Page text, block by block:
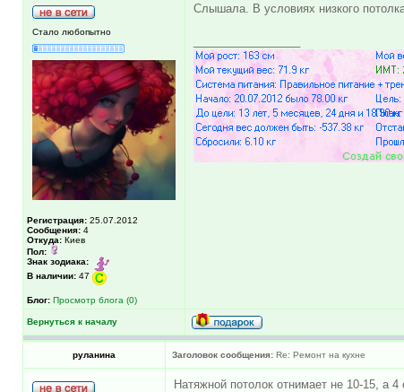
Стало любопытно
Регистрация: 25.07.2012
Сообщения: 4
Откуда: Киев
Пол:
Знак зодиака:
В наличии: 47
Блог: Просмотр блога (0)
Слышала. В условиях низкого
Вернуться к началу
руланина Заголовок сообщения: Re: Ремонт на кухне
Натяжной потолок отнимает не 10-15, а